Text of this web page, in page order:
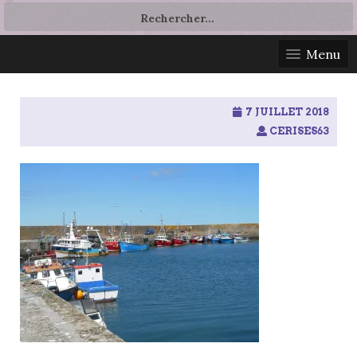
Menu
7 JUILLET 2018
CERISES63